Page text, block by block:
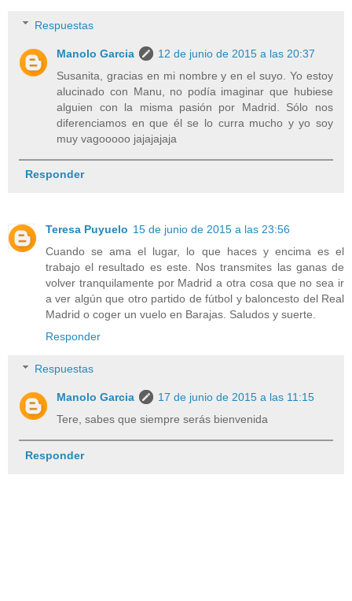
Respuestas
Manolo Garcia
12 de junio de 2015 a las 20:37
Susanita, gracias en mi nombre y en el suyo. Yo estoy
alucinado con Manu, no podía imaginar que hubiese
alguien con la misma pasión por Madrid. Sólo nos
diferenciamos en que él se lo curra mucho y yo soy
muy vagooooo jajajajaja
Responder
Teresa Puyuelo 15 de junio de 2015 a las 23:56
Cuando se ama el lugar, lo que haces y encima es el
trabajo el resultado es este. Nos transmites las ganas de
volver tranquilamente por Madrid a otra cosa que no sea ir
a ver algún que otro partido de fútbol y baloncesto del Real
Madrid o coger un vuelo en Barajas. Saludos y suerte.
Responder
Respuestas
Manolo Garcia
17 de junio de 2015 a las 11:15
Tere, sabes que siempre serás bienvenida
Responder